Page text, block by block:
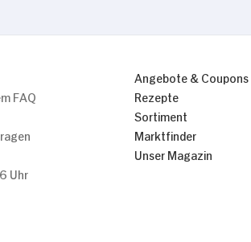
FAQ
Uhr
Angebote & Coupons
Rezepte
Sortiment
Marktfinder
Unser Magazin